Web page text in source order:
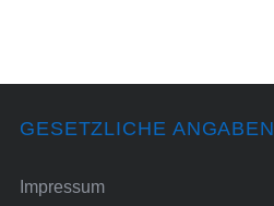
GESETZLICHE ANGABEN
Impressum